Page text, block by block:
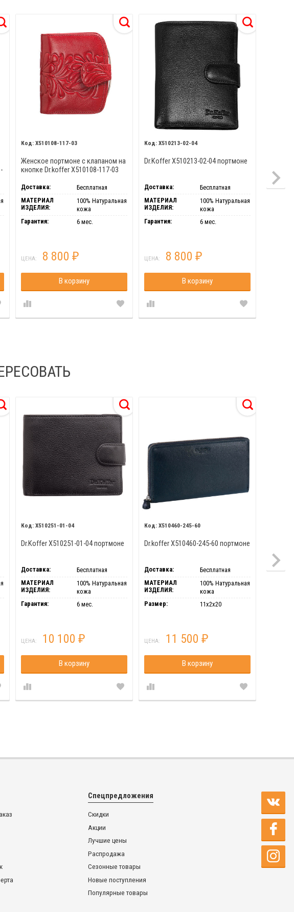
X510108-117-03
Женское портмоне с клапаном на
кнопке Dr.koffer X510108-117-03
Доставка:
Бесплатная
МАТЕРИАЛ
ИЗДЕЛИЯ:
100% Натуральная
кожа
Гарантия:
6 мес.
ЦЕНА: 8 800 ₽
В корзину
X510213-02-04
Dr.Koffer X510213-02-04 портмоне
Доставка:
Бесплатная
МАТЕРИАЛ
ИЗДЕЛИЯ:
100% Натуральная
кожа
Гарантия:
6 мес.
ЦЕНА: 8 800 ₽
В корзину
X510251-01-04
Dr.Koffer X510251-01-04 портмоне
Доставка:
Бесплатная
МАТЕРИАЛ
ИЗДЕЛИЯ:
100% Натуральная
кожа
Гарантия:
6 мес.
ЦЕНА: 10 100 ₽
В корзину
X510460-245-60
Dr.koffer X510460-245-60 портмоне
Доставка:
Бесплатная
МАТЕРИАЛ
ИЗДЕЛИЯ:
100% Натуральная
кожа
Размер:
11х2х20
ЦЕНА: 11 500 ₽
В корзину
Спецпредложения
Скидки
Акции
Лучшие цены
Распродажа
Сезонные товары
Новые поступления
Популярные товары